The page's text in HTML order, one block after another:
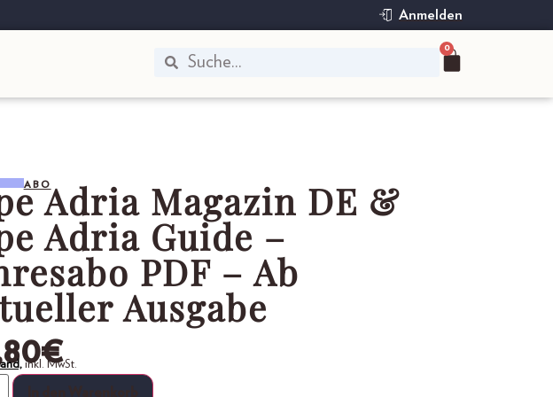
Anmelden
0
ABOAdria Magazin DE &
Adria Guide –
PDF – Ab
Ausgabe
€
inkl. MwSt.